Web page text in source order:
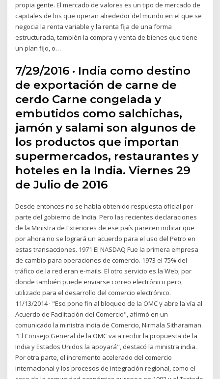
propia gente. El mercado de valores es un tipo de mercado de
capitales de los que operan alrededor del mundo en el que se
negocia la renta variable y la renta fija de una forma
estructurada, también la compra y venta de bienes que tiene
un plan fijo, o…
7/29/2016 · India como destino
de exportación de carne de
cerdo Carne congelada y
embutidos como salchichas,
jamón y salami son algunos de
los productos que importan
supermercados, restaurantes y
hoteles en la India. Viernes 29
de Julio de 2016
Desde entonces no se había obtenido respuesta oficial por
parte del gobierno de India. Pero las recientes declaraciones
de la Ministra de Exteriores de ese país parecen indicar que
por ahora no se logrará un acuerdo para el uso del Petro en
estas transacciones. 1971 El NASDAQ Fue la primera empresa
de cambio para operaciones de comercio. 1973 el 75% del
tráfico de la red eran e-mails. El otro servicio es la Web; por
donde también puede enviarse correo electrónico pero,
utilizado para el desarrollo del comercio electrónico.
11/13/2014 · "Eso pone fin al bloqueo de la OMC y abre la vía al
Acuerdo de Facilitación del Comercio", afirmó en un
comunicado la ministra india de Comercio, Nirmala Sitharaman.
"El Consejo General de la OMC va a recibir la propuesta de la
India y Estados Unidos la apoyará", destacó la ministra india.
Por otra parte, el incremento acelerado del comercio
internacional y los procesos de integración regional, como el